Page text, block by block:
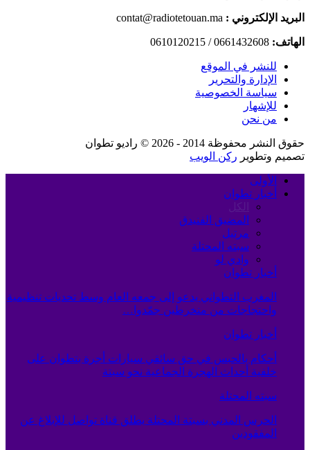
البريد الإلكتروني : contat@radiotetouan.ma
الهاتف: 0661432608 / 0610120215
للنشر في الموقع
الإدارة والتحرير
سياسة الخصوصية
للإشهار
من نحن
حقوق النشر محفوظة 2014 - 2026 © راديو تطوان
تصميم وتطوير ركن الويب
الأولى
أخبار تطوان
الكل
المضيق الفنيدق
مرتيل
سبته المحتلة
وادي لو
أخبار تطوان
المغرب التطواني يدعو إلى جمعه العام وسط تحديات تنظيمية
واحتجاجات من منخرطين جمّدوا…
أخبار تطوان
أحكام بالحبس في حق سائقي سيارات أجرة بتطوان على
خلفية أحداث الهجرة الجماعية نحو سبتة
سبته المحتلة
الحرس المدني بسبتة المحتلة يطلق قناة تواصل للإبلاغ عن
المفقودين